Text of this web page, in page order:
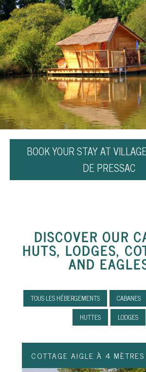
BOOK YOUR STAY AT
DE PRESSAC
DISCOVER OUR
HUTS, LODGES,
AND
TOUS LES HÉBERGEMENTS CABANES
HUTTES
LODGES
COTTAGE AIGLE À 4